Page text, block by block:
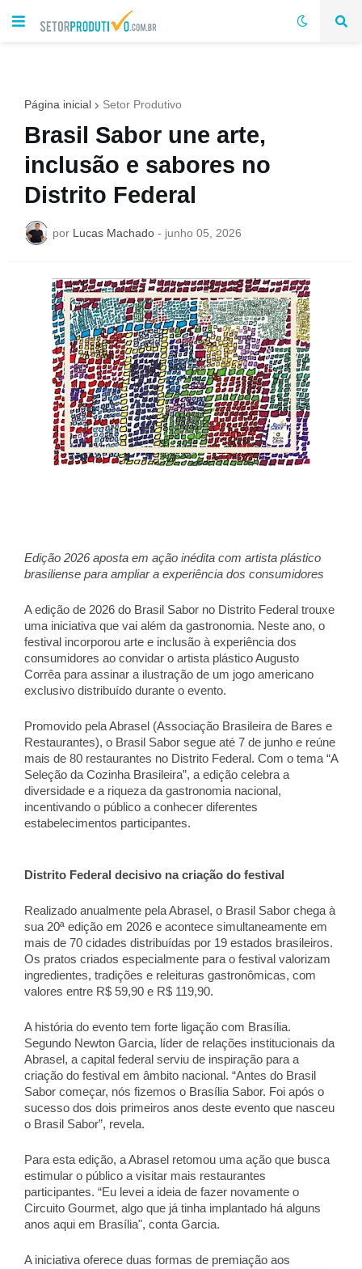
Página inicial Setor Produtivo
Brasil Sabor une arte,
inclusão e sabores no
Distrito Federal
por Lucas Machado - junho 05, 2026
Edição 2026 aposta em ação inédita com artista plástico
brasiliense para ampliar a experiência dos consumidores
A edição de 2026 do Brasil Sabor no Distrito Federal trouxe
uma iniciativa que vai além da gastronomia. Neste ano, o
festival incorporou arte e inclusão à experiência dos
consumidores ao convidar o artista plástico Augusto
Corrêa para assinar a ilustração de um jogo americano
exclusivo distribuído durante o evento.
Promovido pela Abrasel (Associação Brasileira de Bares e
Restaurantes), o Brasil Sabor segue até 7 de junho e reúne
mais de 80 restaurantes no Distrito Federal. Com o tema “A
Seleção da Cozinha Brasileira”, a edição celebra a
diversidade e a riqueza da gastronomia nacional,
incentivando o público a conhecer diferentes
estabelecimentos participantes.
Distrito Federal decisivo na criação do festival
Realizado anualmente pela Abrasel, o Brasil Sabor chega à
sua 20ª edição em 2026 e acontece simultaneamente em
mais de 70 cidades distribuídas por 19 estados brasileiros.
Os pratos criados especialmente para o festival valorizam
ingredientes, tradições e releituras gastronômicas, com
valores entre R$ 59,90 e R$ 119,90.
A história do evento tem forte ligação com Brasília.
Segundo Newton Garcia, líder de relações institucionais da
Abrasel, a capital federal serviu de inspiração para a
criação do festival em âmbito nacional. “Antes do Brasil
Sabor começar, nós fizemos o Brasília Sabor. Foi após o
sucesso dos dois primeiros anos deste evento que nasceu
o Brasil Sabor”, revela.
Para esta edição, a Abrasel retomou uma ação que busca
estimular o público a visitar mais restaurantes
participantes. “Eu levei a ideia de fazer novamente o
Circuito Gourmet, algo que já tinha implantado há alguns
anos aqui em Brasília", conta Garcia.
A iniciativa oferece duas formas de premiação aos